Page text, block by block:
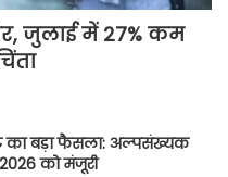
जुलाई में 27% कम
का बड़ा फैसला: अल्पसंख्यक
को मंजूरी